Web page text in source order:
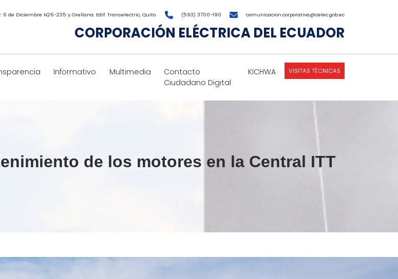
6 de Diciembre N26-235 y Orellana. Edif. Transelectric, Quito. (593) 3700-190 comunicacion.corporativa@celec.gob.ec
CORPORACIÓN ELÉCTRICA DEL ECUADOR
Informativo Multimedia
Contacto
Ciudadano Digital
KICHWA VISITAS TÉCNICAS
de los motores en la Central ITT